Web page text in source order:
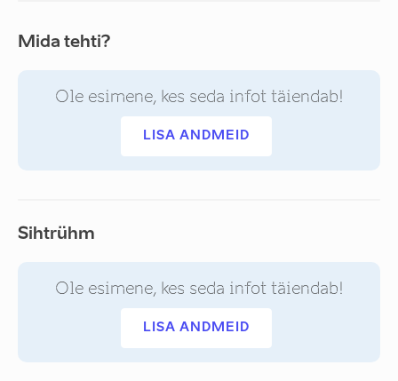
Mida tehti?
Ole esimene, kes seda infot täiendab!
LISA ANDMEID
Sihtrühm
Ole esimene, kes seda infot täiendab!
LISA ANDMEID